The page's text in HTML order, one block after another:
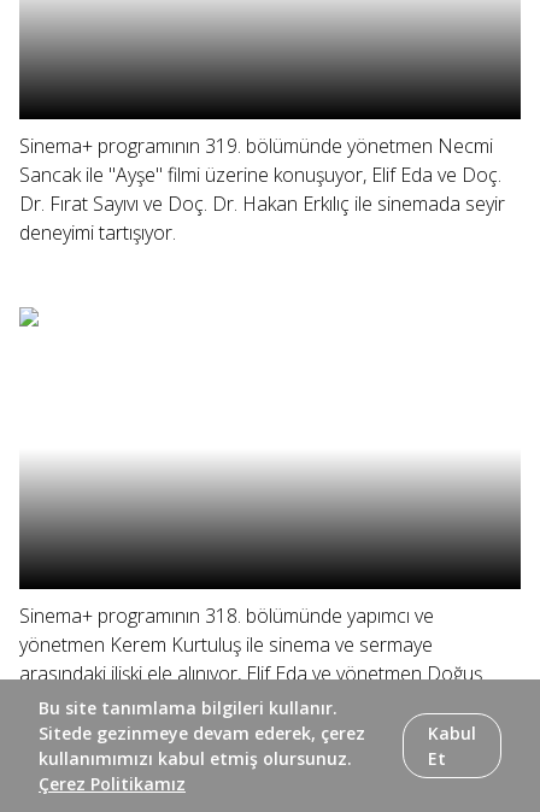
Sinema+ programının 319. bölümünde yönetmen Necmi
Sancak ile "Ayşe" filmi üzerine konuşuyor, Elif Eda ve Doç.
Dr. Fırat Sayıvı ve Doç. Dr. Hakan Erkılıç ile sinemada seyir
deneyimi tartışıyor.
Sinema+ programının 318. bölümünde yapımcı ve
yönetmen Kerem Kurtuluş ile sinema ve sermaye
arasındaki ilişki ele alınıyor, Elif Eda ve yönetmen Doğuş
Algün yönetmenin ilk uzun metrajı "Ölü Mevsim"i
konuşuyor.
Bu site tanımlama bilgileri kullanır.
Sitede gezinmeye devam ederek, çerez
kullanımımızı kabul etmiş olursunuz.
Çerez Politikamız
Kabul
Et